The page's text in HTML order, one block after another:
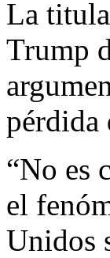
La
Trump
pérdida
“No es
el
Unidos